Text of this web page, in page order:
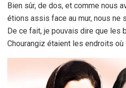
Bien sûr, de dos, et comme nous
étions assis face au mur, nous ne
De ce fait, je pouvais dire que les
Chourangiz étaient les endroits où